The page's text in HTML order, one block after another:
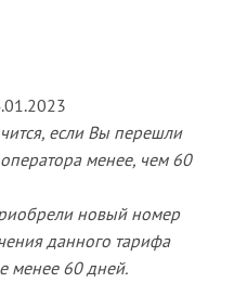
если Вы перешли
менее, чем 60
новый номер
данного тарифа
менее 60 дней.